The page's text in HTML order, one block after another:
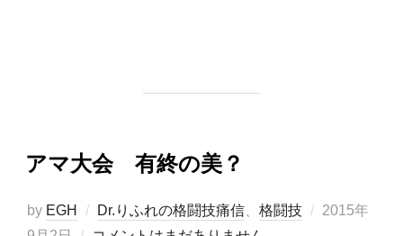
アマ大会 有終の美？
by EGH Dr.りふれの格闘技痛信、 格闘技
投
2015年